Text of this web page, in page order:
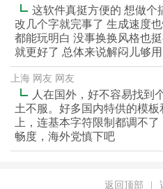
这软件真挺方便的 想做个
改几个字就完事了 生成速度
都能玩明白 没事换换风格也
就更好了 总体来说解闷儿够用
上海 网友 网友
人在国外，好不容易找到
土不服。好多国内特供的模
上，连基本字符限制都调不
畅度，海外党慎下吧
返回顶部